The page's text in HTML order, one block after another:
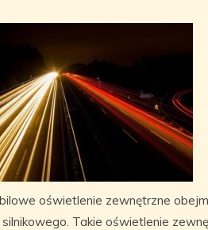
oświetlenie zewnętrzne
Takie oświetlenie